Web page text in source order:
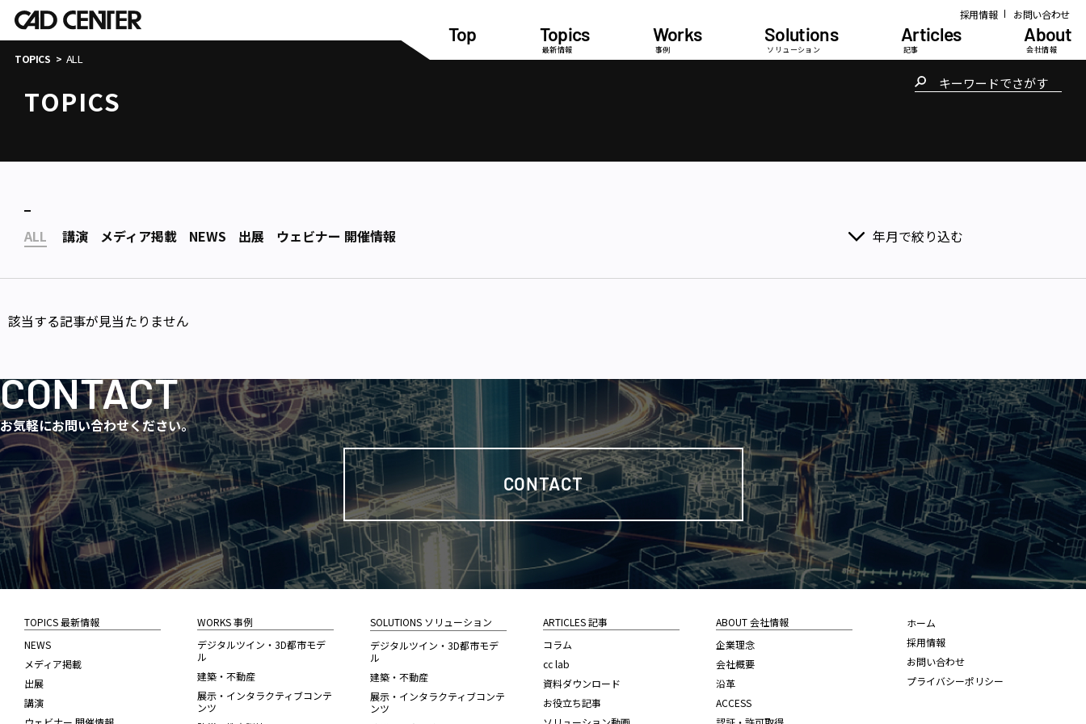
採用情報 お問い合わせ
Top Topics
最新情報
Works
事例
Solutions
ソリューション
Articles
記事
About
会社情報
TOPICS ALL
TOPICS
ALL 講演 メディア掲載 NEWS 出展 ウェビナー 開催情報 年月で絞り込む
該当する記事が見当たりません
CONTACT
お気軽にお問い合わせください。
CONTACT
TOPICS 最新情報
NEWS
メディア掲載
出展
講演
WORKS 事例
デジタルツイン・3D都市モデ
ル
建築・不動産
展示・インタラクティブコンテ
ンツ
SOLUTIONS ソリューション
デジタルツイン・3D都市モデ
ル
建築・不動産
展示・インタラクティブコンテ
ンツ
ARTICLES 記事
コラム
cc lab
資料ダウンロード
お役立ち記事
ABOUT 会社情報
企業理念
会社概要
沿革
ACCESS
ホーム
採用情報
お問い合わせ
プライバシーポリシー